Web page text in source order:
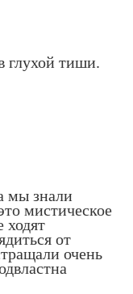
глухой тиши.
мы знали
мистическое
ходят
от
очень